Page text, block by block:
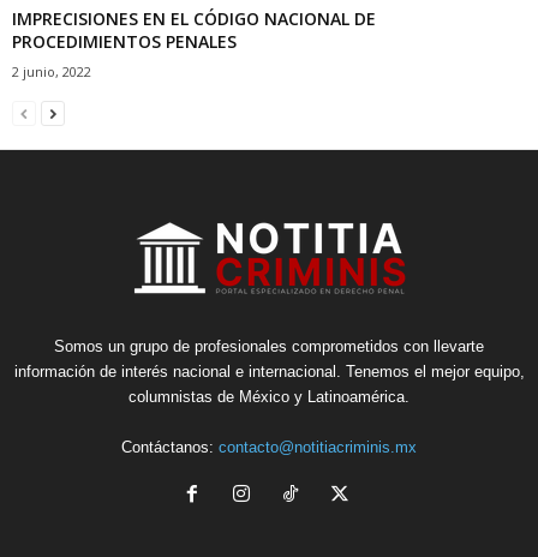
IMPRECISIONES EN EL CÓDIGO NACIONAL DE
PROCEDIMIENTOS PENALES
2 junio, 2022
Somos un grupo de profesionales comprometidos con llevarte
información de interés nacional e internacional. Tenemos el mejor equipo,
columnistas de México y Latinoamérica.
Contáctanos: contacto@notitiacriminis.mx